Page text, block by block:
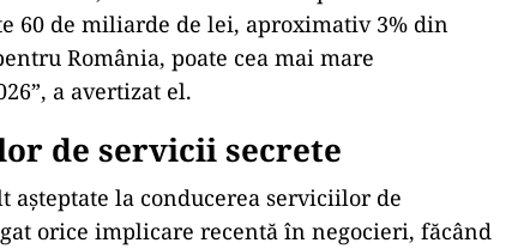
60 de miliarde de lei, aproximativ 3% din
România, poate cea mai mare
a avertizat el.
de servicii secrete
așteptate la conducerea serviciilor de
orice implicare recentă în negocieri, făcând